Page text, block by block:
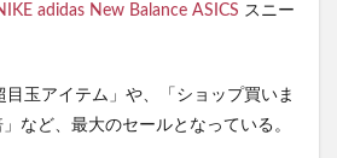
adidas New Balance ASICS スニー
目玉アイテム」や、「ショップ買いま
など、最大のセールとなっている。